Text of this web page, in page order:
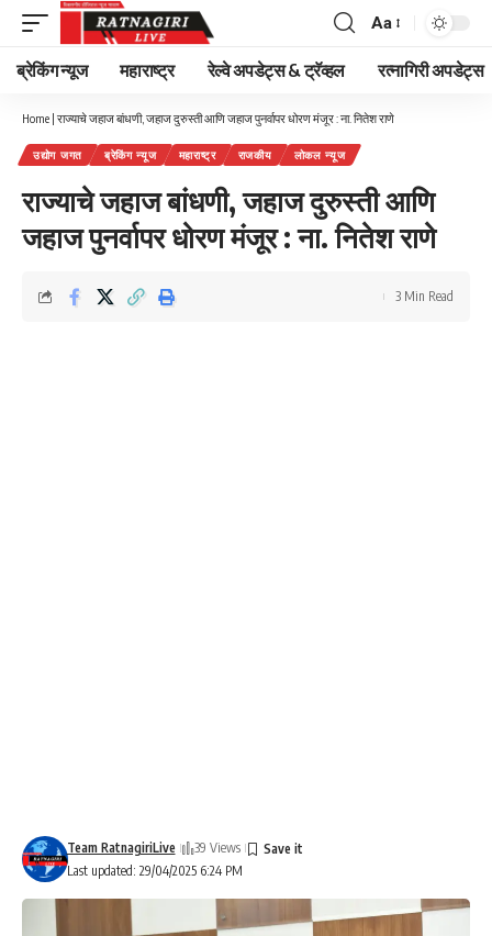
Font
Resizer
Aa
ब्रेकिंग न्यूज महाराष्ट्र रेल्वे अपडेट्स & ट्रॅव्हल रत्नागिरी अपडेट्स
Home | राज्याचे जहाज बांधणी, जहाज दुरुस्ती आणि जहाज पुनर्वापर धोरण मंजूर : ना. नितेश राणे
उद्योग जगत ब्रेकिंग न्यूज महाराष्ट्र राजकीय लोकल न्यूज
राज्याचे जहाज बांधणी, जहाज दुरुस्ती आणि
जहाज पुनर्वापर धोरण मंजूर : ना. नितेश राणे
Last updated: 29/04/2025 6:24 PM
Team RatnagiriLive 39 Views
3 Min Read